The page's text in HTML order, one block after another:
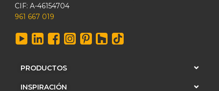
CIF: A-46154704
961 667 019
PRODUCTOS
INSPIRACIÓN